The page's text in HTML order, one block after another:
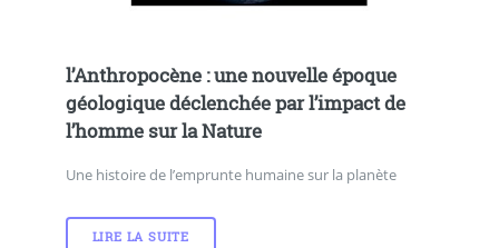
l’Anthropocène : une nouvelle époque
géologique déclenchée par l’impact de
l’homme sur la Nature
Une histoire de l’emprunte humaine sur la planète
LIRE LA SUITE